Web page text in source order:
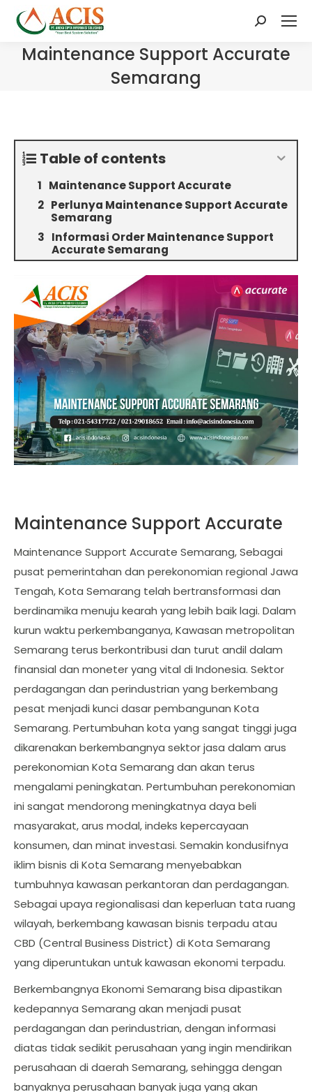
Search:
Maintenance Support Accurate
Semarang
Table of contents
Maintenance Support Accurate
Perlunya Maintenance Support Accurate
Semarang
Informasi Order Maintenance Support
Accurate Semarang
Maintenance Support Accurate
Maintenance Support Accurate Semarang, Sebagai
pusat pemerintahan dan perekonomian regional Jawa
Tengah, Kota Semarang telah bertransformasi dan
berdinamika menuju kearah yang lebih baik lagi. Dalam
kurun waktu perkembanganya, Kawasan metropolitan
Semarang terus berkontribusi dan turut andil dalam
finansial dan moneter yang vital di Indonesia. Sektor
perdagangan dan perindustrian yang berkembang
pesat menjadi kunci dasar pembangunan Kota
Semarang. Pertumbuhan kota yang sangat tinggi juga
dikarenakan berkembangnya sektor jasa dalam arus
perekonomian Kota Semarang dan akan terus
mengalami peningkatan. Pertumbuhan perekonomian
ini sangat mendorong meningkatnya daya beli
masyarakat, arus modal, indeks kepercayaan
konsumen, dan minat investasi. Semakin kondusifnya
iklim bisnis di Kota Semarang menyebabkan
tumbuhnya kawasan perkantoran dan perdagangan.
Sebagai upaya regionalisasi dan keperluan tata ruang
wilayah, berkembang kawasan bisnis terpadu atau
CBD (Central Business District) di Kota Semarang
yang diperuntukan untuk kawasan ekonomi terpadu.
Berkembangnya Ekonomi Semarang bisa dipastikan
kedepannya Semarang akan menjadi pusat
perdagangan dan perindustrian, dengan informasi
diatas tidak sedikit perusahaan yang ingin mendirikan
perusahaan di daerah Semarang, sehingga dengan
banyaknya perusahaan banyak juga yang akan